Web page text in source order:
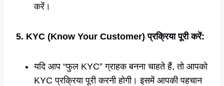
करें।
5. KYC (Know Your Customer) प्रक्रिया पूरी करें:
यदि आप “फुल KYC” ग्राहक बनना चाहते हैं, तो आपको
KYC प्रक्रिया पूरी करनी होगी। इसमें आपकी पहचान